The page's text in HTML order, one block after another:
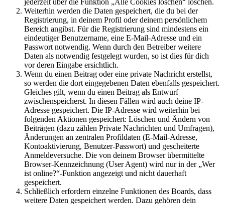
jederzeit über die Funktion „Alle Cookies löschen“ löschen.
Weiterhin werden die Daten gespeichert, die du bei der
Registrierung, in deinem Profil oder deinem persönlichem
Bereich angibst. Für die Registrierung sind mindestens ein
eindeutiger Benutzername, eine E-Mail-Adresse und ein
Passwort notwendig. Wenn durch den Betreiber weitere
Daten als notwendig festgelegt wurden, so ist dies für dich
vor deren Eingabe ersichtlich.
Wenn du einen Beitrag oder eine private Nachricht erstellst,
so werden die dort eingegebenen Daten ebenfalls gespeichert.
Gleiches gilt, wenn du einen Beitrag als Entwurf
zwischenspeicherst. In diesen Fällen wird auch deine IP-
Adresse gespeichert. Die IP-Adresse wird weiterhin bei
folgenden Aktionen gespeichert: Löschen und Ändern von
Beiträgen (dazu zählen Private Nachrichten und Umfragen),
Änderungen an zentralen Profildaten (E-Mail-Adresse,
Kontoaktivierung, Benutzer-Passwort) und gescheiterte
Anmeldeversuche. Die von deinem Browser übermittelte
Browser-Kennzeichnung (User Agent) wird nur in der „Wer
ist online?“-Funktion angezeigt und nicht dauerhaft
gespeichert.
Schließlich erfordern einzelne Funktionen des Boards, dass
weitere Daten gespeichert werden. Dazu gehören dein